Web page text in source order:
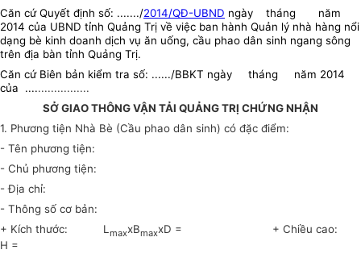
Căn cứ Quyết định số: ......./2014/QĐ-UBND ngày tháng năm
2014 của UBND tỉnh Quảng Trị về việc ban hành Quản lý nhà hàng nổi
dạng bè kinh doanh dịch vụ ăn uống, cầu phao dân sinh ngang sông
trên địa bàn tỉnh Quảng Trị.
Căn cứ Biên bản kiểm tra số: ....../BBKT ngày tháng năm 2014
của ....................
SỞ GIAO THÔNG VẬN TẢI QUẢNG TRỊ CHỨNG NHẬN
1. Phương tiện Nhà Bè (Cầu phao dân sinh) có đặc điểm:
- Tên phương tiện:
- Chủ phương tiện:
- Địa chỉ:
- Thông số cơ bản:
+ Kích thước: L maxxBmaxxD = + Chiều cao:
H =